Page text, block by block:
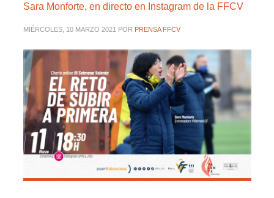
Sara Monforte, en directo en Instagram de la FFCV
MIÉRCOLES, 10 MARZO 2021 POR PRENSA FFCV